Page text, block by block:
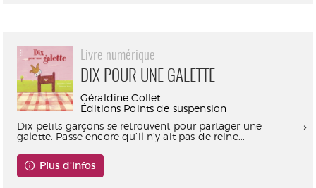
Livre numérique
DIX POUR UNE GALETTE
Géraldine Collet
Éditions Points de suspension
Dix petits garçons se retrouvent pour partager une
galette. Passe encore qu’il n’y ait pas de reine...
Plus d'infos